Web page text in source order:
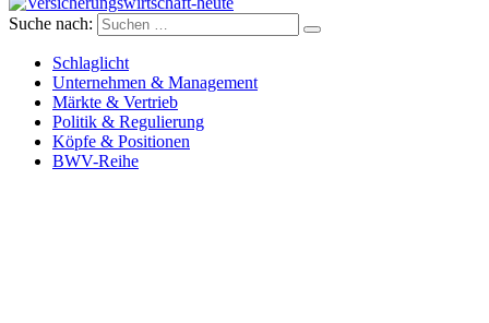
Versicherungswirtschaft-heute
Suche nach:
Schlaglicht
Unternehmen & Management
Märkte & Vertrieb
Politik & Regulierung
Köpfe & Positionen
BWV-Reihe